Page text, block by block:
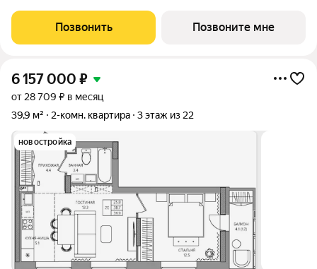
баланс между городской жизнью и ощущением спокойствия.
Виды на Каму и близость
Позвонить Позвоните мне
6 157 000 ₽
от 28 709 ₽ в месяц
39,9 м²
2-комн. квартира 3 этаж из 22
новостройка